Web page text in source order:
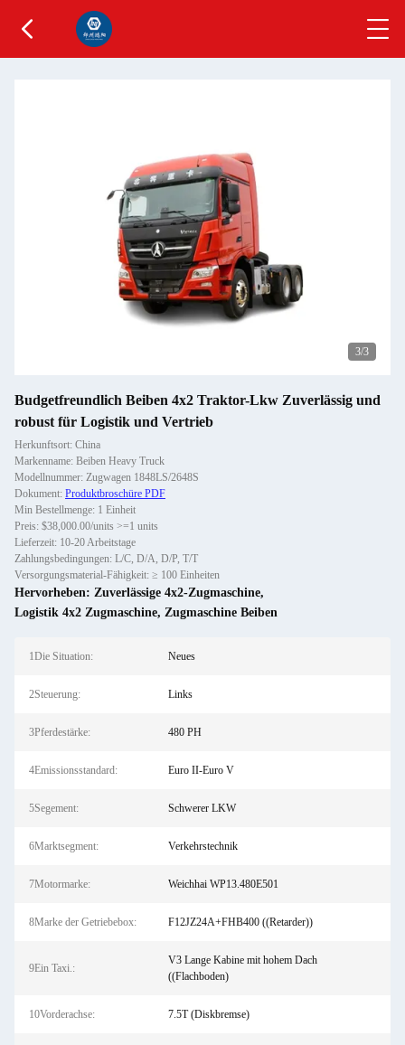
3/3
Budgetfreundlich Beiben 4x2 Traktor-Lkw Zuverlässig und
robust für Logistik und Vertrieb
Herkunftsort: China
Markenname: Beiben Heavy Truck
Modellnummer: Zugwagen 1848LS/2648S
Dokument: Produktbroschüre PDF
Min Bestellmenge: 1 Einheit
Preis: $38,000.00/units >=1 units
Lieferzeit: 10-20 Arbeitstage
Zahlungsbedingungen: L/C, D/A, D/P, T/T
Versorgungsmaterial-Fähigkeit: ≥ 100 Einheiten
Hervorheben: Zuverlässige 4x2-Zugmaschine,
Logistik 4x2 Zugmaschine, Zugmaschine Beiben
1Die Situation: Neues
2Steuerung: Links
3Pferdestärke: 480 PH
4Emissionsstandard: Euro II-Euro V
5Segement: Schwerer LKW
6Marktsegment: Verkehrstechnik
7Motormarke: Weichhai WP13.480E501
8Marke der Getriebebox: F12JZ24A+FHB400 ((Retarder))
9Ein Taxi.:
V3 Lange Kabine mit hohem Dach
((Flachboden)
10Vorderachse: 7.5T (Diskbremse)